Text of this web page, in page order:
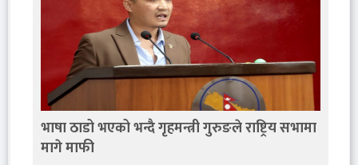
भाषा ठाडो भएको भन्दै गृहमन्त्री गुरुङले राष्ट्रिय सभामा
मागे माफी